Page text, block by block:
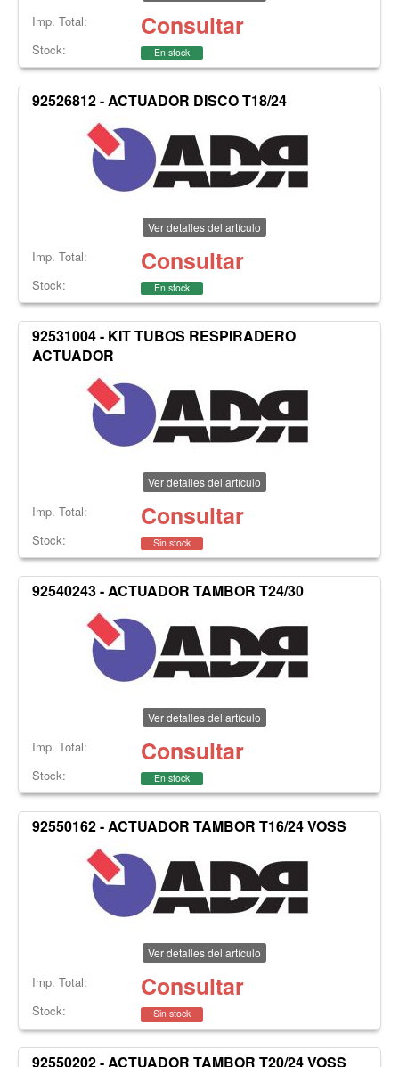
Imp. Total: Consultar
Stock: En stock
92526812 - ACTUADOR DISCO T18/24
Ver detalles del artículo
Imp. Total: Consultar
Stock: En stock
92531004 - KIT TUBOS RESPIRADERO
ACTUADOR
Ver detalles del artículo
Imp. Total: Consultar
Stock: Sin stock
92540243 - ACTUADOR TAMBOR T24/30
Ver detalles del artículo
Imp. Total: Consultar
Stock: En stock
92550162 - ACTUADOR TAMBOR T16/24 VOSS
Ver detalles del artículo
Imp. Total: Consultar
Stock: Sin stock
92550202 - ACTUADOR TAMBOR T20/24 VOSS